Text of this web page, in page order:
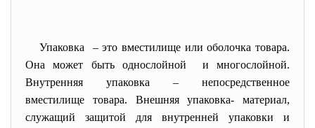
Упаковка – это вместилище или оболочка товара.
Она может быть однослойной и многослойной.
Внутренняя упаковка – непосредственное
вместилище товара. Внешняя упаковка- материал,
служащий защитой для внутренней упаковки и